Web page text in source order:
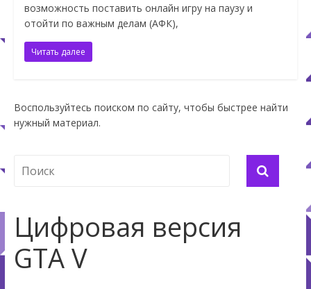
возможность поставить онлайн игру на паузу и
отойти по важным делам (АФК),
Читать далее
Воспользуйтесь поиском по сайту, чтобы быстрее найти
нужный материал.
Цифровая версия
GTA V